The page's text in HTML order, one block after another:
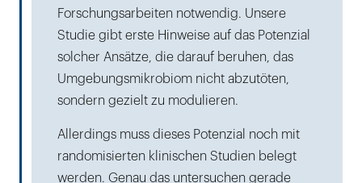
Forschungsarbeiten notwendig. Unsere
Studie gibt erste Hinweise auf das Potenzial
solcher Ansätze, die darauf beruhen, das
Umgebungsmikrobiom nicht abzutöten,
sondern gezielt zu modulieren.
Allerdings muss dieses Potenzial noch mit
randomisierten klinischen Studien belegt
werden. Genau das untersuchen gerade